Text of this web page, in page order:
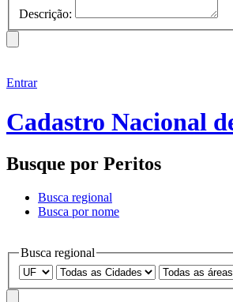
Descrição:
Entrar
Cadastro Nacional
Busque por Peritos
Busca regional
Busca por nome
Busca regional